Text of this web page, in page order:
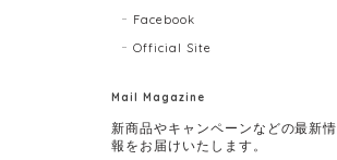
Facebook
Official Site
Mail Magazine
新商品やキャンペーンなどの最新情
報をお届けいたします。